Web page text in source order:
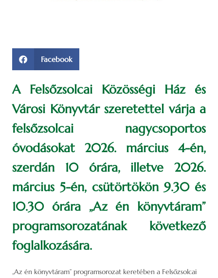
Facebook
A Felsőzsolcai Közösségi Ház és
Városi Könyvtár szeretettel várja a
felsőzsolcai nagycsoportos
óvodásokat 2026. március 4-én,
szerdán 10 órára, illetve 2026.
március 5-én, csütörtökön 9.30 és
10.30 órára „Az én könyvtáram”
programsorozatának következő
foglalkozására.
„Az én könyvtáram” programsorozat keretében a Felsőzsolcai